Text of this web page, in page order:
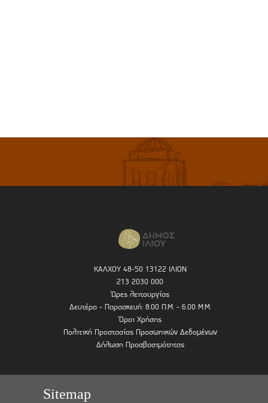
ΚΑΛΧΟΥ 48-50 13122 ΙΛΙΟΝ
213 2030 000
Ώρες λειτουργίας
Δευτέρα - Παρασκευή: 8.00 Π.Μ. - 6.00 Μ.Μ.
Όροι Χρήσης
Πολιτική Προστασίας Προσωπικών Δεδομένων
Δήλωση Προσβασιμότητας
Sitemap